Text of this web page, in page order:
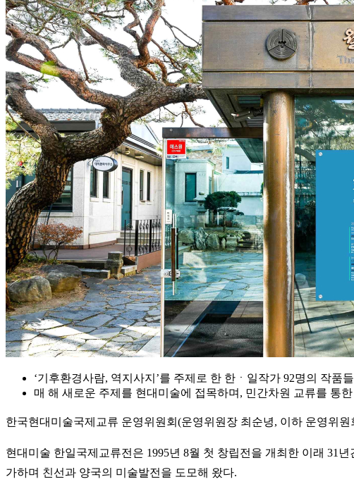
‘기후환경사람, 역지사지’를 주제로 한 한ㆍ일작가 92명의 작품
매 해 새로운 주제를 현대미술에 접목하며, 민간차원 교류를 통
한국현대미술국제교류 운영위원회(운영위원장 최순녕, 이하 운영위
현대미술 한일국제교류전은 1995년 8월 첫 창립전을 개최한 이래 31
가하며 친선과 양국의 미술발전을 도모해 왔다.